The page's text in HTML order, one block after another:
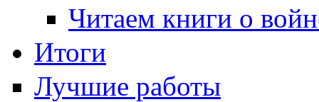
Читаем книги о
Итоги
Лучшие работы